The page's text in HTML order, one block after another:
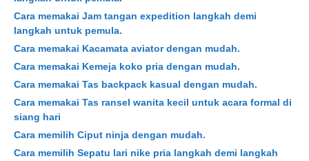
Cara memakai Jam tangan expedition langkah demi
langkah untuk pemula.
Cara memakai Kacamata aviator dengan mudah.
Cara memakai Kemeja koko pria dengan mudah.
Cara memakai Tas backpack kasual dengan mudah.
Cara memakai Tas ransel wanita kecil untuk acara formal di
siang hari
Cara memilih Ciput ninja dengan mudah.
Cara memilih Sepatu lari nike pria langkah demi langkah